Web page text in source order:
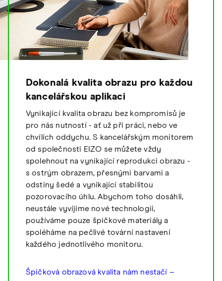
Dokonalá kvalita obrazu pro každou
kancelářskou aplikaci
Vynikající kvalita obrazu bez kompromisů je
pro nás nutností - ať už při práci, nebo ve
chvílích oddychu. S kancelářským monitorem
od společnosti EIZO se můžete vždy
spolehnout na vynikající reprodukci obrazu -
s ostrým obrazem, přesnými barvami a
odstíny šedé a vynikající stabilitou
pozorovacího úhlu. Abychom toho dosáhli,
neustále vyvíjíme nové technologii,
používáme pouze špičkové materiály a
spoléháme na pečlivé tovární nastavení
každého jednotlivého monitoru.
Špičková obrazová kvalita nám nestačí –